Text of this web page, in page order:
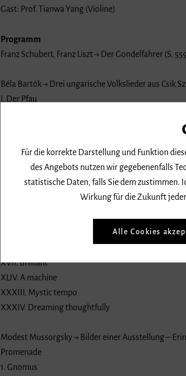
Gast: Prof. Tianwa Yang (Violine)
Programm
Franz Schubert, Franz Liszt → Der Gondelfahrer (S.
Béla Bartók → Drei ungarische Volkslieder aus Csik
I. Der Pfau
George Antheil → La femme 100 têtes (nach Max
I. Thoughtfully, not too fast
II. Thoughtfully, not too slow
VI. Floating („They'll burn the skies“)
XVII. Brilliant
XLIV. A machine
XXXIII. Mystic tempo
XXXIV. Dreaming thoughtfully
Modest Mussorgsky → Bilder einer Ausstellung –
Promenade
1. Gnomus
Für die korrekte Darstellung und Funktion
des Angebots nutzen wir gegebenenfalls
statistische Daten, falls Sie dem zustimmen.
Wirkung für die Zukunft
Alle Cookies